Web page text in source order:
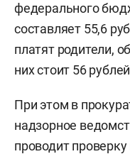
федерального
составляет 55,6
платят родители,
них стоит 56
При этом в
надзорное
проводит